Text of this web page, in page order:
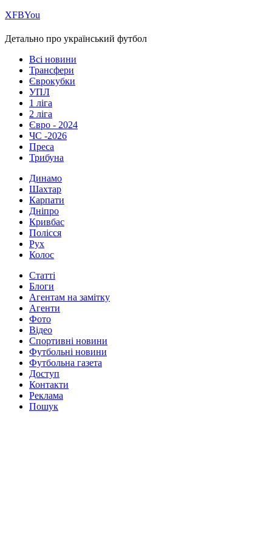
ХFBYou
Детально про український футбол
Всі новини
Трансфери
Єврокубки
УПЛ
1 ліга
2 ліга
Євро - 2024
ЧС -2026
Преса
Трибуна
Динамо
Шахтар
Карпати
Дніпро
Кривбас
Полісся
Рух
Колос
Статті
Блоги
Агентам на замітку
Агенти
Фото
Відео
Спортивні новини
Футбольні новини
Футбольна газета
Доступ
Контакти
Реклама
Пошук